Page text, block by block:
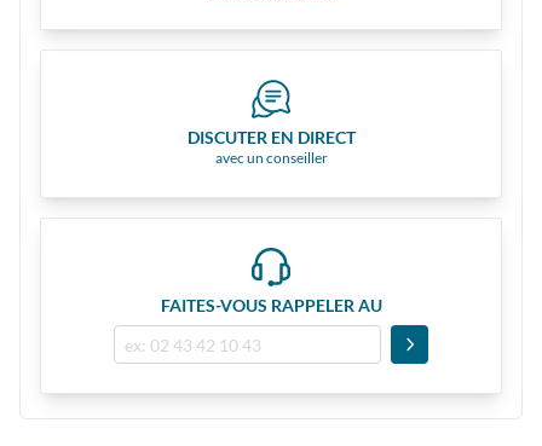
DISCUTER EN DIRECT
avec un conseiller
FAITES-VOUS RAPPELER AU